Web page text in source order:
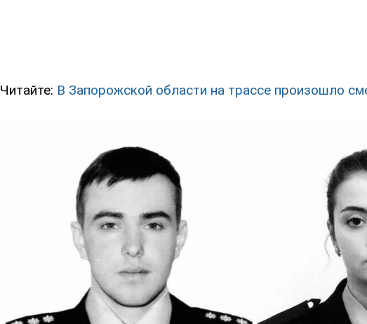
Читайте: В Запорожской области на трассе произошло